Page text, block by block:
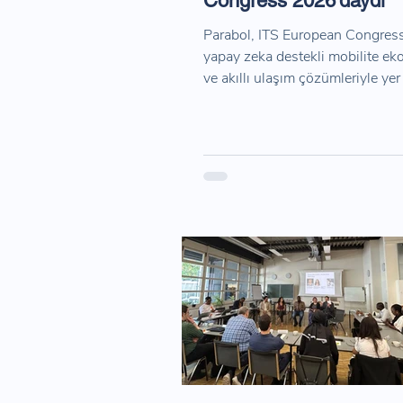
Parabol, ITS European Congress
yapay zeka destekli mobilite
ve akıllı ulaşım çözümleriyle yer
Safety Intelligence for Cities”